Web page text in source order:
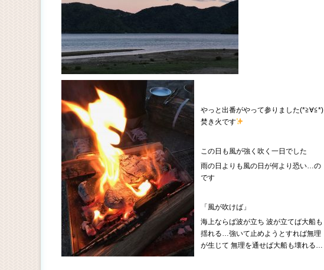
やっと出番がやって参りました(*≧∀≦*)
焚き火です
この日も風が強く吹く一日でした
雨の日よりも風の日が何より恐い…の
です
「風が吹けば」
海上ならば波が立ち 波が立てば大船も
揺れる…強いて止めようとすれば無理
が生じて 無理を通せば大船も壊れる…